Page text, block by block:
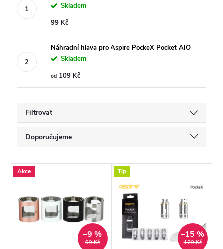
Skladem
99 Kč
Náhradní hlava pro Aspire PockeX Pocket AIO
Skladem
od 109 Kč
Filtrovat
Ř
a
e
Doporučujeme
Nejdražší
Nejprodávanější
Abecedně
V
ý
p
Akce
99 Kč
–9 %
Tip
129 Kč
–15 %